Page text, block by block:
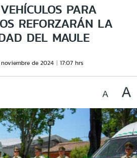
PARA
REFORZARÁN LA
DEL MAULE
noviembre de 2024 17:07 hrs